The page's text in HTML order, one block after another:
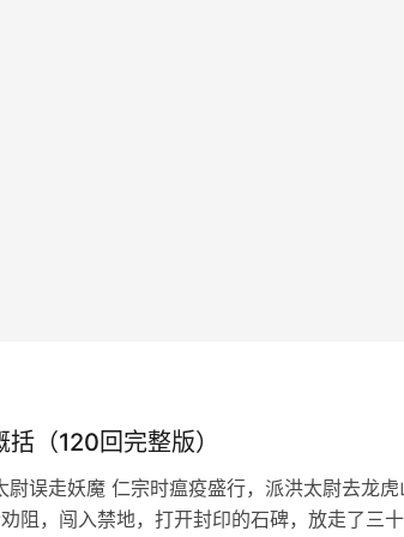
（120回完整版）
尉误走妖魔 仁宗时瘟疫盛行，派洪太尉去龙虎
阻，闯入禁地，打开封印的石碑，放走了三